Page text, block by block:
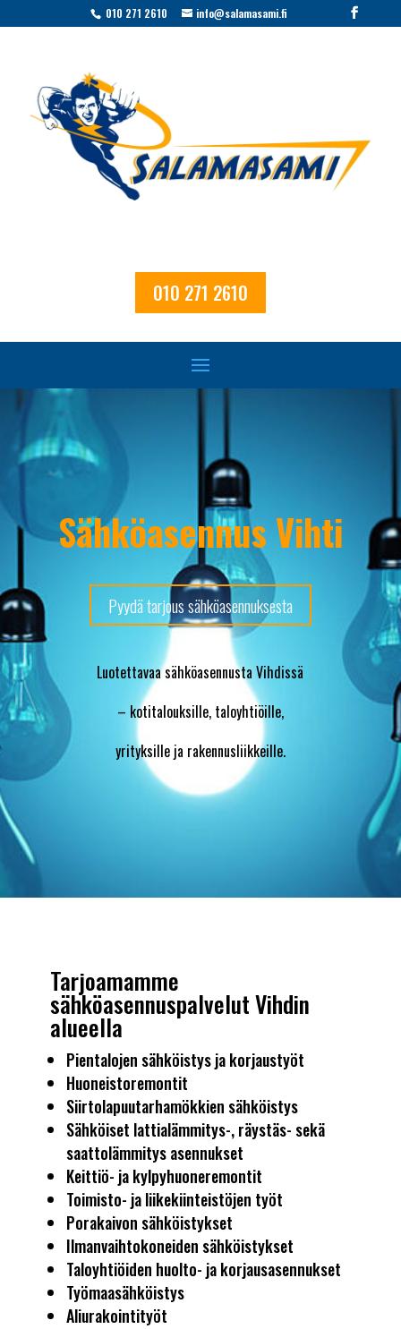
010 271 2610 info@salamasami.fi
010 271 2610
Sähköasennus Vihti
Pyydä tarjous sähköasennuksesta
Luotettavaa sähköasennusta Vihdissä
– kotitalouksille, taloyhtiöille,
yrityksille ja rakennusliikkeille.
Tarjoamamme
sähköasennuspalvelut Vihdin
alueella
Pientalojen sähköistys ja korjaustyöt
Huoneistoremontit
Siirtolapuutarhamökkien sähköistys
Sähköiset lattialämmitys-, räystäs- sekä
saattolämmitys asennukset
Keittiö- ja kylpyhuoneremontit
Toimisto- ja liikekiinteistöjen työt
Porakaivon sähköistykset
Ilmanvaihtokoneiden sähköistykset
Taloyhtiöiden huolto- ja korjausasennukset
Työmaasähköistys
Aliurakointityöt